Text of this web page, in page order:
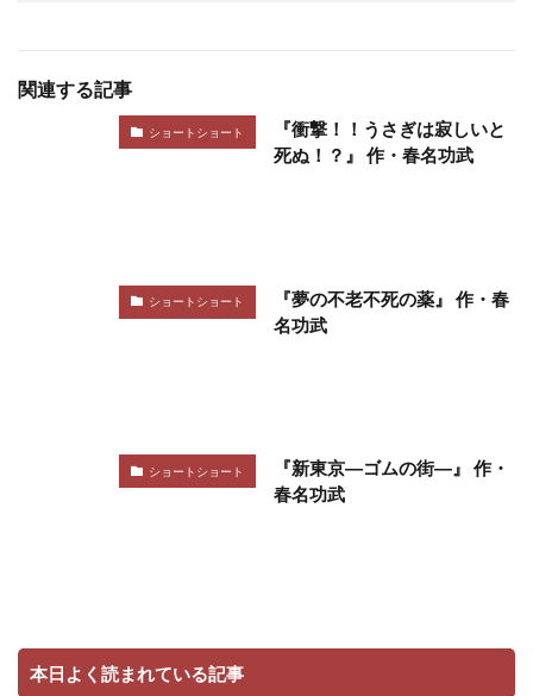
関連する記事
ショートショート
『衝撃！！うさぎは寂しいと
死ぬ！？』 作・春名功武
ショートショート
『夢の不老不死の薬』 作・春
名功武
ショートショート
『新東京―ゴムの街―』 作・
春名功武
本日よく読まれている記事